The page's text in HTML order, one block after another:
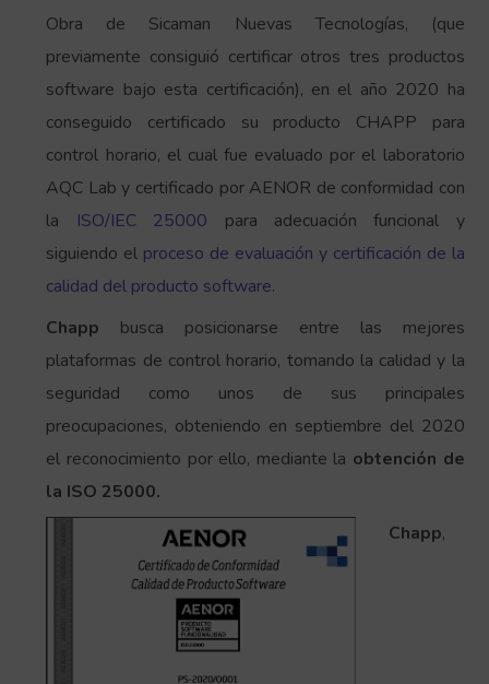
Obra de Sicaman Nuevas Tecnologías, (que
previamente consiguió certificar otros tres productos
software bajo esta certificación), en el año 2020 ha
conseguido certificado su producto CHAPP para
control horario, el cual fue evaluado por el laboratorio
AQC Lab y certificado por AENOR de conformidad con
la
ISO/IEC 25000 para adecuación funcional y
siguiendo el proceso de evaluación y certificación de la
calidad del producto software.
Chapp busca posicionarse entre las mejores
plataformas de control horario, tomando la calidad y la
seguridad como unos de sus principales
preocupaciones, obteniendo en septiembre del 2020
el reconocimiento por ello, mediante la obtención de
la ISO 25000.
Chapp,